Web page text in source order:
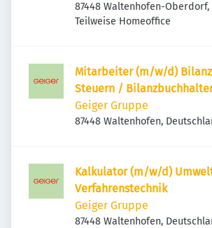
87448 Waltenhofen-Oberdorf,
Teilweise Homeoffice
Mitarbeiter (m/w/d)
Steuern /
Geiger Gruppe
87448 Waltenhofen,
Kalkulator (m/w/d)
Verfahrenstechnik
Geiger Gruppe
87448 Waltenhofen,